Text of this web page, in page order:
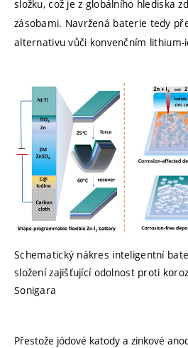
složku, což je z globálního hlediska
zásobami. Navržená baterie tedy
alternativu vůči konvenčním
Schematický nákres inteligentní
složení zajišťující odolnost proti
Sonigara
Přestože jódové katody a zinkové